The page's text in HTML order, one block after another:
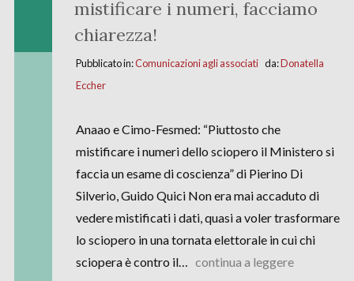
mistificare i numeri, facciamo
chiarezza!
Pubblicato in:Comunicazioni agli associatida:Donatella
Eccher
Anaao e Cimo-Fesmed: “Piuttosto che
mistificare i numeri dello sciopero il Ministero si
faccia un esame di coscienza” di Pierino Di
Silverio, Guido Quici Non era mai accaduto di
vedere mistificati i dati, quasi a voler trasformare
lo sciopero in una tornata elettorale in cui chi
sciopera è contro il… continua a leggere